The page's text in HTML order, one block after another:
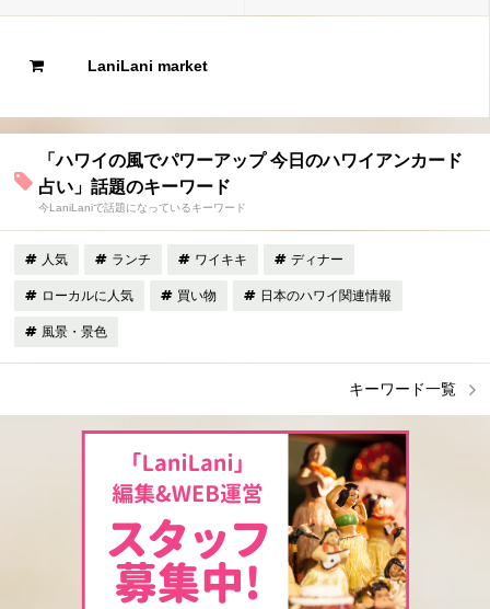
LaniLani market
「ハワイの風でパワーアップ 今日のハワイアンカード
占い」話題のキーワード
今LaniLaniで話題になっているキーワード
人気 ランチ ワイキキ ディナー
ローカルに人気 買い物 日本のハワイ関連情報
風景・景色
キーワード一覧